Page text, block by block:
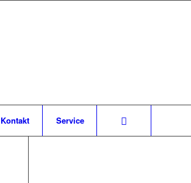
Kontakt Service